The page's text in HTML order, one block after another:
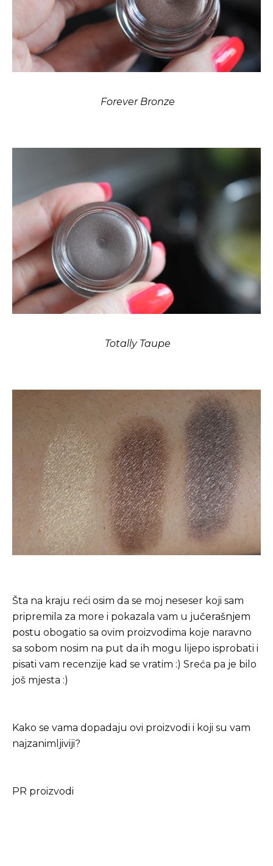
Forever Bronze
Totally Taupe
Šta na kraju reći osim da se moj neseser koji sam
pripremila za more i pokazala vam u jučerašnjem
postu obogatio sa ovim proizvodima koje naravno
sa sobom nosim na put da ih mogu lijepo isprobati i
pisati vam recenzije kad se vratim :) Sreća pa je bilo
još mjesta :)
Kako se vama dopadaju ovi proizvodi i koji su vam
najzanimljiviji?
PR proizvodi